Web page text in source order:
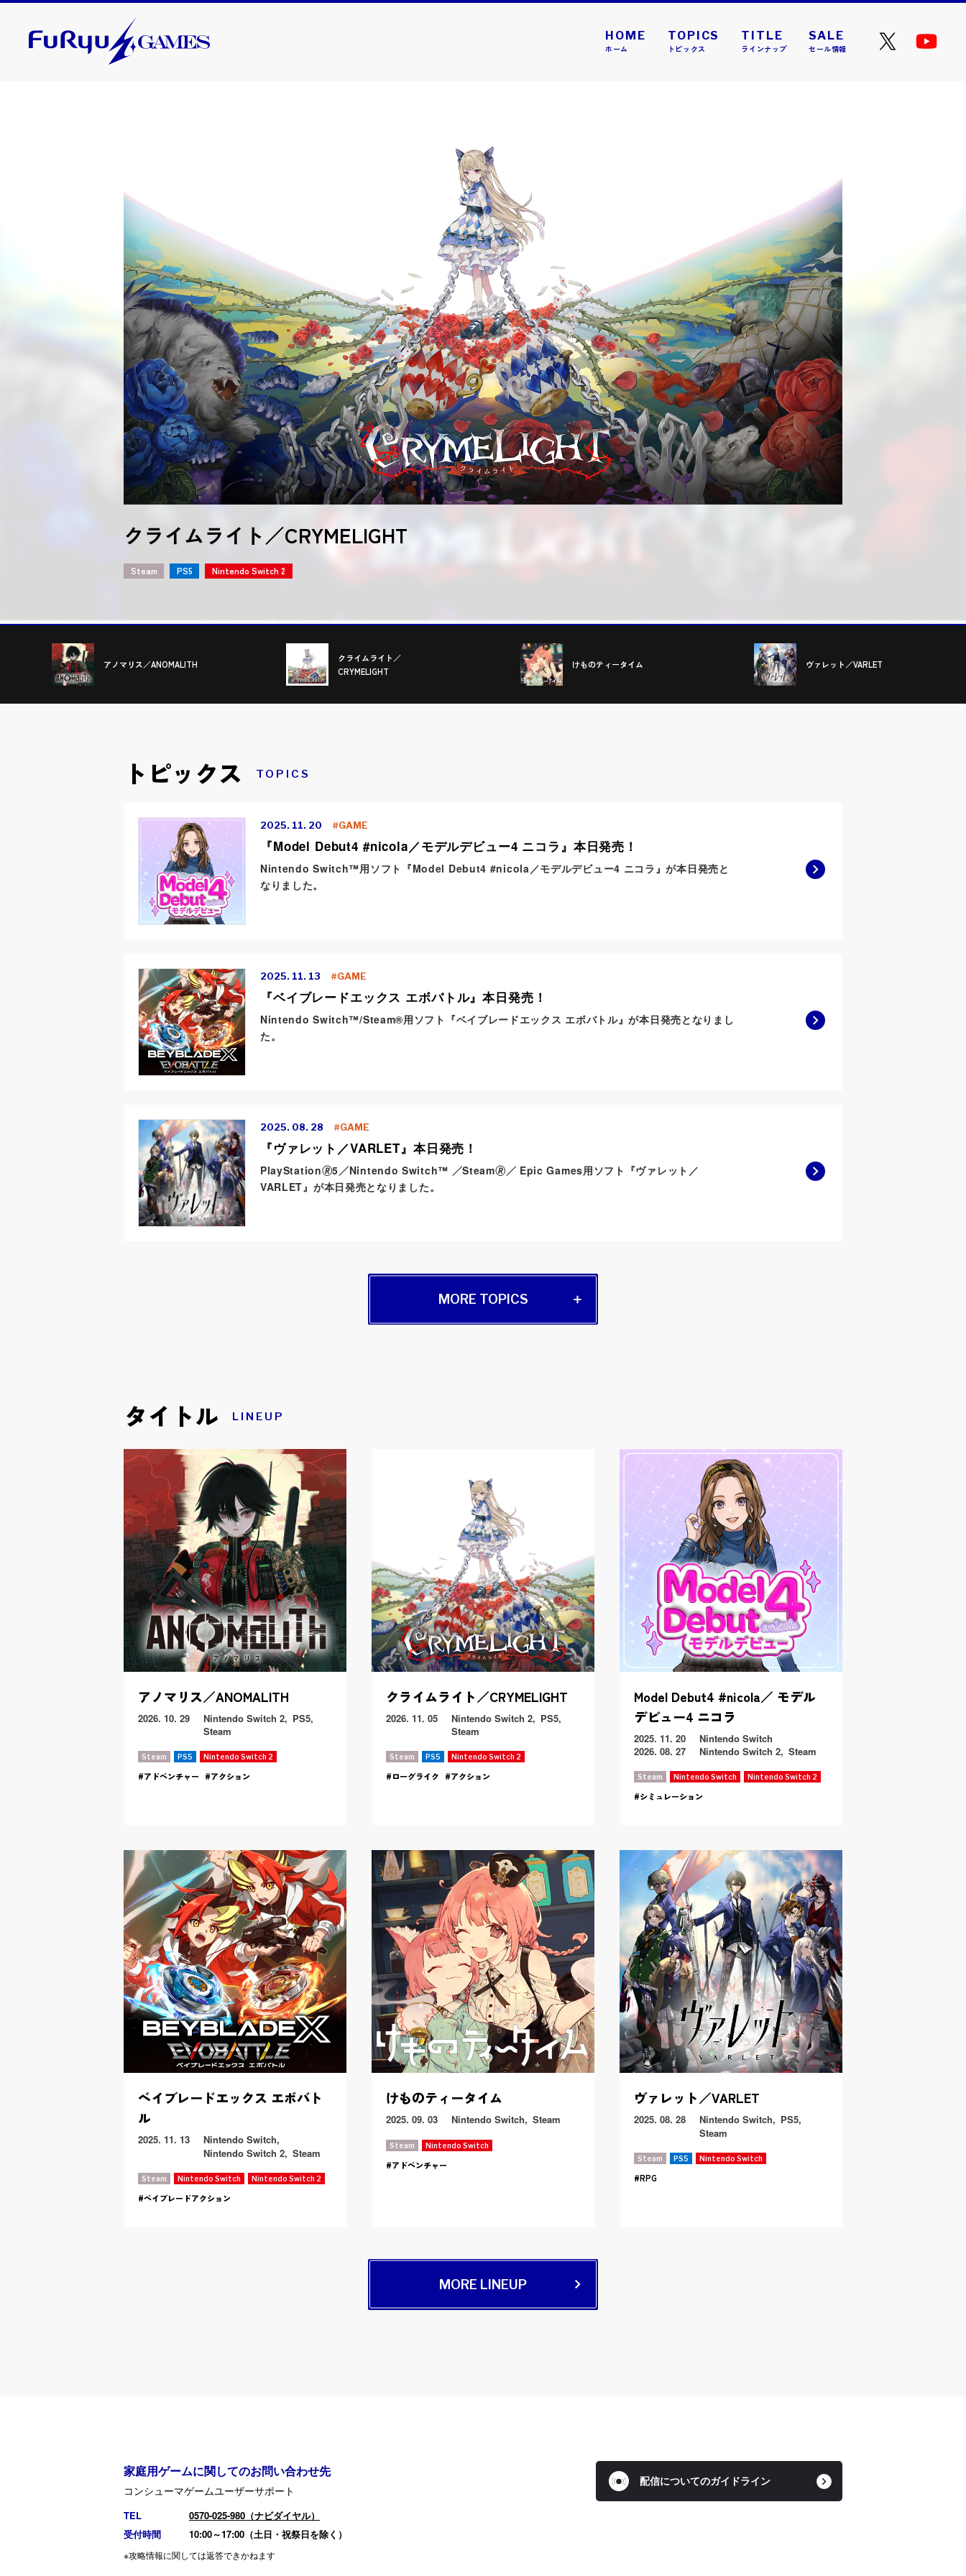
HOME
ホーム
TOPICS
トピックス
TITLE
ラインナップ
SALE
セール情報
『Model Debut4 #nicola／モデルデビュー4 ニコラ』本日発売！
Nintendo Switch™用ソフト『Model Debut4 #nicola／モデルデビュー4 ニコラ』が本日発売と
2025. 11. 13 GAME
『ベイブレードエックス エボバトル』本日発売！
Nintendo Switch™/Steam®用ソフト『ベイブレードエックス エボバトル』が本日発売となりまし
た。
2025. 08. 28 GAME
『ヴァレット／VARLET』本日発売！
PlayStation🄬5／Nintendo Switch™ ／Steam🄬／ Epic Games用ソフト『ヴァレット／
VARLET』が本日発売となりました。
アノマリス／ANOMALITH
Steam PS5 Nintendo Switch 2
クライムライト／CRYMELIGHT
Steam PS5 Nintendo Switch 2
けものティータイム
Steam Nintendo Switch
ヴァレット／VARLET
Steam PS5 Nintendo Switch
アノマリス／ANOMALITH
クライムライト／
CRYMELIGHT
けものティータイム ヴァレット／VARLET
トピックス TOPICS
2025. 11. 20 GAME
『Model Debut4 #nicola／モデルデビュー4 ニコラ』本日発売！
Nintendo Switch™用ソフト『Model Debut4 #nicola／モデルデビュー4 ニコラ』が本日発売と
なりました。
2025. 11. 13 GAME
『ベイブレードエックス エボバトル』本日発売！
Nintendo Switch™/Steam®用ソフト『ベイブレードエックス エボバトル』が本日発売となりまし
た。
2025. 08. 28 GAME
『ヴァレット／VARLET』本日発売！
PlayStation🄬5／Nintendo Switch™ ／Steam🄬／ Epic Games用ソフト『ヴァレット／
VARLET』が本日発売となりました。
MORE TOPICS
タイトル LINEUP
アノマリス／ANOMALITH
2026. 10. 29 Nintendo Switch 2
PS5
Steam
Steam PS5 Nintendo Switch 2
アドベンチャー アクション
クライムライト／CRYMELIGHT
2026. 11. 05 Nintendo Switch 2
PS5
Steam
Steam PS5 Nintendo Switch 2
ローグライク アクション
Model Debut4 #nicola／ モデル
デビュー4 ニコラ
2025. 11. 20
Nintendo Switch
2026. 08. 27
Nintendo Switch 2 Steam
Steam Nintendo Switch Nintendo Switch 2
シミュレーション
ベイブレードエックス エボバト
ル
2025. 11. 13
Nintendo Switch
Nintendo Switch 2 Steam
Steam Nintendo Switch Nintendo Switch 2
ベイブレードアクション
けものティータイム
2025. 09. 03 Nintendo Switch Steam
Steam Nintendo Switch
アドベンチャー
ヴァレット／VARLET
2025. 08. 28 Nintendo Switch
PS5
Steam
Steam PS5 Nintendo Switch
RPG
MORE LINEUP
配信についてのガイドライン
家庭用ゲームに関してのお問い合わせ先
コンシューマゲームユーザーサポート
TEL
0570-025-980（ナビダイヤル）
受付時間
10:00～17:00（土日・祝祭日を除く）
※攻略情報に関しては返答できかねます